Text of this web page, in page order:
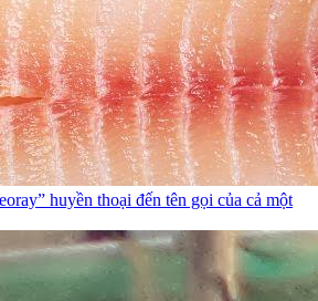
huyền thoại đến tên gọi của cả một